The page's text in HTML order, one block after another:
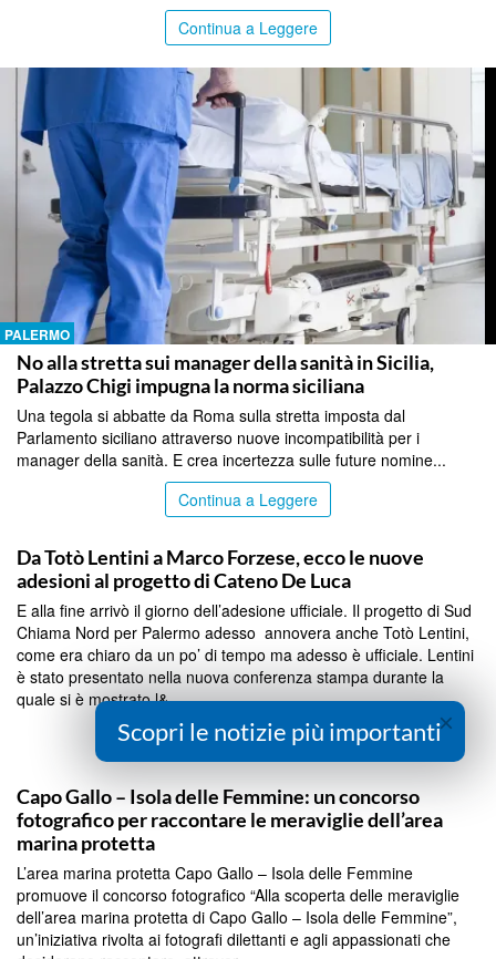
Continua a Leggere
PALERMO
No alla stretta sui manager della sanità in Sicilia,
Palazzo Chigi impugna la norma siciliana
Una tegola si abbatte da Roma sulla stretta imposta dal
Parlamento siciliano attraverso nuove incompatibilità per i
manager della sanità. E crea incertezza sulle future nomine...
Continua a Leggere
Da Totò Lentini a Marco Forzese, ecco le nuove
adesioni al progetto di Cateno De Luca
E alla fine arrivò il giorno dell’adesione ufficiale. Il progetto di Sud
Chiama Nord per Palermo adesso annovera anche Totò Lentini,
come era chiaro da un po’ di tempo ma adesso è ufficiale. Lentini
è stato presentato nella nuova conferenza stampa durante la
quale si è mostrato l&...
Continua a Leggere
Capo Gallo – Isola delle Femmine: un concorso
fotografico per raccontare le meraviglie dell’area
marina protetta
L’area marina protetta Capo Gallo – Isola delle Femmine
promuove il concorso fotografico “Alla scoperta delle meraviglie
dell’area marina protetta di Capo Gallo – Isola delle Femmine”,
un’iniziativa rivolta ai fotografi dilettanti e agli appassionati che
×
Scopri le notizie più importanti